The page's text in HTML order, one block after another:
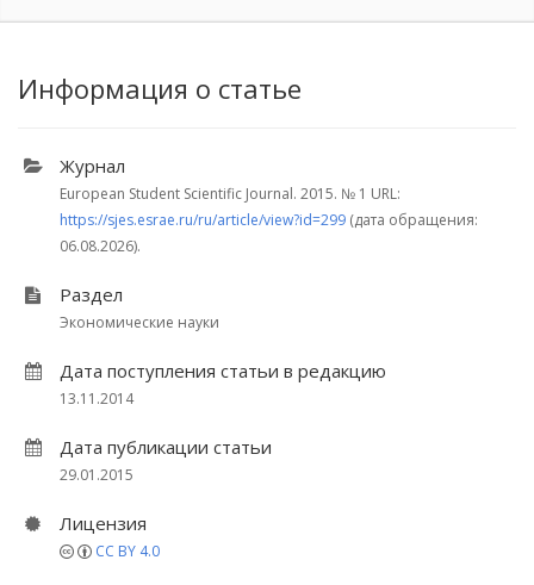
Информация о статье
Журнал
European Student Scientific Journal. 2015. № 1 URL:
https://sjes.esrae.ru/ru/article/view?id=299 (дата обращения:
06.08.2026).
Раздел
Экономические науки
Дата поступления статьи в редакцию
13.11.2014
Дата публикации статьи
29.01.2015
Лицензия
CC BY 4.0